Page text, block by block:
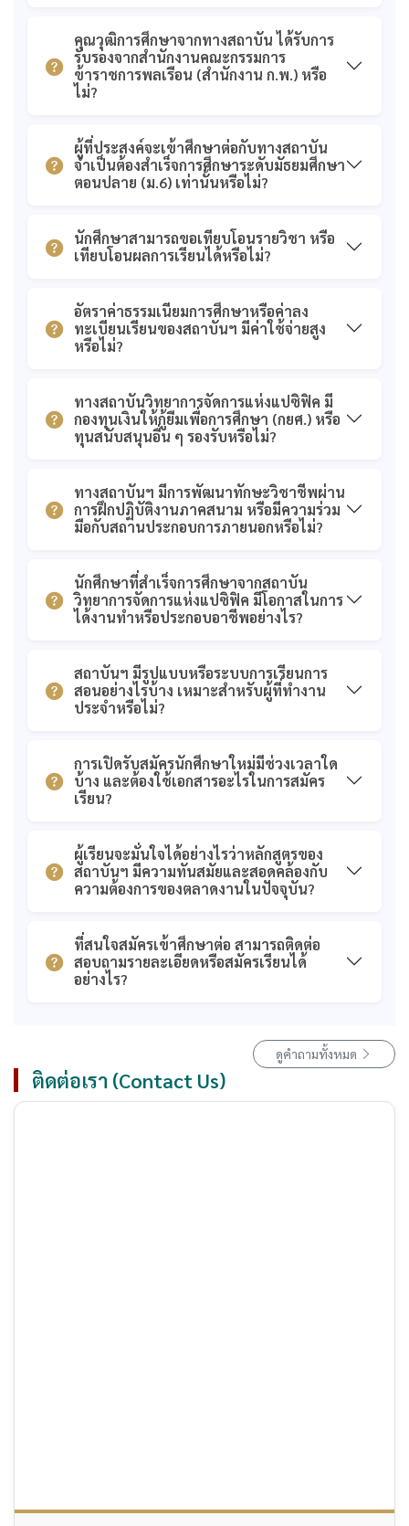
ก.ค.ศ.
คุณวุฒิการศึกษาจากทางสถาบัน ได้รับการ
รับรองจากสำนักงานคณะกรรมการ
ข้าราชการพลเรือน (สำนักงาน ก.พ.) หรือ
ไม่?
ผู้ที่ประสงค์จะเข้าศึกษาต่อกับทางสถาบัน
จำเป็นต้องสำเร็จการศึกษาระดับมัธยมศึกษา
ตอนปลาย (ม.6) เท่านั้นหรือไม่?
นักศึกษาสามารถขอเทียบโอนรายวิชา หรือ
เทียบโอนผลการเรียนได้หรือไม่?
อัตราค่าธรรมเนียมการศึกษาหรือค่าลง
ทะเบียนเรียนของสถาบันฯ มีค่าใช้จ่ายสูง
หรือไม่?
ทางสถาบันวิทยาการจัดการแห่งแปซิฟิค มี
กองทุนเงินให้กู้ยืมเพื่อการศึกษา (กยศ.) หรือ
ทุนสนับสนุนอื่น ๆ รองรับหรือไม่?
ทางสถาบันฯ มีการพัฒนาทักษะวิชาชีพผ่าน
การฝึกปฏิบัติงานภาคสนาม หรือมีความร่วม
มือกับสถานประกอบการภายนอกหรือไม่?
นักศึกษาที่สำเร็จการศึกษาจากสถาบัน
วิทยาการจัดการแห่งแปซิฟิค มีโอกาสในการ
ได้งานทำหรือประกอบอาชีพอย่างไร?
สถาบันฯ มีรูปแบบหรือระบบการเรียนการ
สอนอย่างไรบ้าง เหมาะสำหรับผู้ที่ทำงาน
ประจำหรือไม่?
การเปิดรับสมัครนักศึกษาใหม่มีช่วงเวลาใด
บ้าง และต้องใช้เอกสารอะไรในการสมัคร
เรียน?
ผู้เรียนจะมั่นใจได้อย่างไรว่าหลักสูตรของ
สถาบันฯ มีความทันสมัยและสอดคล้องกับ
ความต้องการของตลาดงานในปัจจุบัน?
ที่สนใจสมัครเข้าศึกษาต่อ สามารถติดต่อ
สอบถามรายละเอียดหรือสมัครเรียนได้
อย่างไร?
ดูคำถามทั้งหมด
ติดต่อเรา (Contact Us)